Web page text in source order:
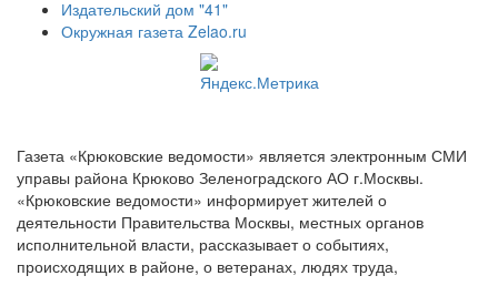
Издательский дом "41"
Окружная газета Zelao.ru
Газета «Крюковские ведомости» является электронным СМИ
управы района Крюково Зеленоградского АО г.Москвы.
«Крюковские ведомости» информирует жителей о
деятельности Правительства Москвы, местных органов
исполнительной власти, рассказывает о событиях,
происходящих в районе, о ветеранах, людях труда,